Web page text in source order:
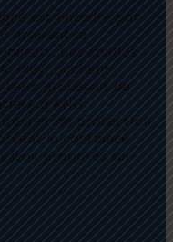
est encadré par
assurent la
Les studios
Play, publient
processus de
d RNG
et de protection
la confiance
jeux proposés sur
.